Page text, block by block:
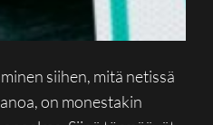
siihen, mitä netissä
on monestakin